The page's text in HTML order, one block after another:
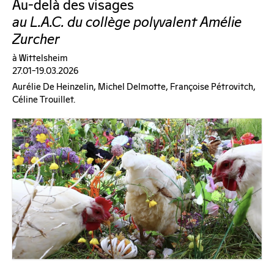
Au-delà des visages
au L.A.C. du collège polyvalent Amélie
Zurcher
à Wittelsheim
27.01–19.03.2026
Aurélie De Heinzelin, Michel Delmotte, Françoise Pétrovitch,
Céline Trouillet.